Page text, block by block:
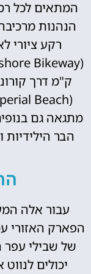
המתאים לכל
הנהנות
רקע ציורי
מתגאה גם
עבור אלה
של שבילי עפר
יכולים